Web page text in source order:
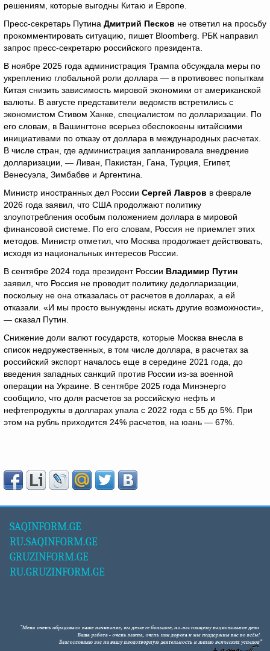
решениям, которые выгодны Китаю и Европе.
Пресс-секретарь Путина Дмитрий Песков не ответил на просьбу
прокомментировать ситуацию, пишет Bloomberg. РБК направил
запрос пресс-секретарю российского президента.
В ноябре 2025 года администрация Трампа обсуждала меры по
укреплению глобальной роли доллара — в противовес попыткам
Китая снизить зависимость мировой экономики от американской
валюты. В августе представители ведомств встретились с
экономистом Стивом Ханке, специалистом по долларизации. По
его словам, в Вашингтоне всерьез обеспокоены китайскими
инициативами по отказу от доллара в международных расчетах.
В числе стран, где администрация запланировала внедрение
долларизации, — Ливан, Пакистан, Гана, Турция, Египет,
Венесуэла, Зимбабве и Аргентина.
Министр иностранных дел России Сергей Лавров в феврале
2026 года заявил, что США продолжают политику
злоупотребления особым положением доллара в мировой
финансовой системе. По его словам, Россия не приемлет этих
методов. Министр отметил, что Москва продолжает действовать,
исходя из национальных интересов России.
В сентябре 2024 года президент России Владимир Путин
заявил, что Россия не проводит политику дедолларизации,
поскольку не она отказалась от расчетов в долларах, а ей
отказали. «И мы просто вынуждены искать другие возможности»,
— сказал Путин.
Снижение доли валют государств, которые Москва внесла в
список недружественных, в том числе доллара, в расчетах за
российский экспорт началось еще в середине 2021 года, до
введения западных санкций против России из-за военной
операции на Украине. В сентябре 2025 года Минэнерго
сообщило, что доля расчетов за российскую нефть и
нефтепродукты в долларах упала с 2022 года с 55 до 5%. При
этом на рубль приходится 24% расчетов, на юань — 67%.
SAQINFORM.GE
RU.SAQINFORM.GE
GRUZINFORM.GE
RU.GRUZINFORM.GE